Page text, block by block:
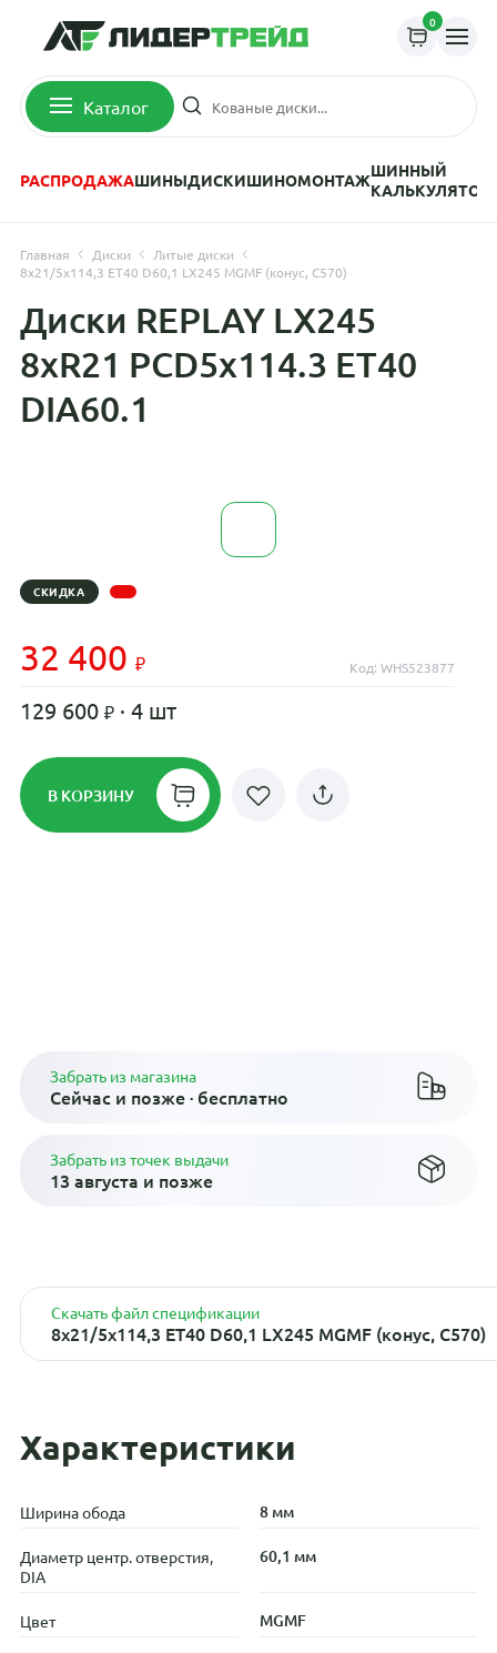
0
Каталог
РАСПРОДАЖАШИНЫДИСКИШИНОМОНТАЖШИННЫЙ
КАЛЬКУЛЯТОР
Главная Диски
Литые диски
8x21/5x114,3 ET40 D60,1 LX245 MGMF (конус, C570)
Диски REPLAY LX245
8xR21 PCD5x114.3 ET40
DIA60.1
СКИДКА
32 400 Код: WHS523877
129 600 · 4 шт
В КОРЗИНУ
Забрать из магазина
Сейчас и позже · бесплатно
Забрать из точек выдачи
13 августа и позже
Скачать файл спецификации
8x21/5x114,3 ET40 D60,1 LX245 MGMF (конус, C570)
Характеристики
Ширина обода 8 мм
Диаметр центр. отверстия,
DIA
60,1 мм
Цвет MGMF